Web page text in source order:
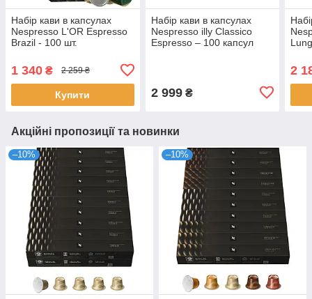
Набір кави в капсулах
Nespresso L'OR Espresso
Brazil - 100 шт.
1 340 ₴ 2 259 ₴
Купити
Набір кави в капсулах
Nespresso illy Classico
Espresso – 100 капсул
2 999₴
2
Акційні пропозиції та новинки
–10% –10%